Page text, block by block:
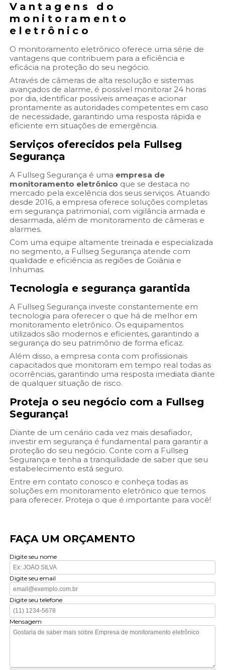
Vantagens do
monitoramento
eletrônico
O monitoramento eletrônico oferece uma série de
vantagens que contribuem para a eficiência e
eficácia na proteção do seu negócio.
Através de câmeras de alta resolução e sistemas
avançados de alarme, é possível monitorar 24 horas
por dia, identificar possíveis ameaças e acionar
prontamente as autoridades competentes em caso
de necessidade, garantindo uma resposta rápida e
eficiente em situações de emergência.
Serviços oferecidos pela Fullseg
Segurança
A Fullseg Segurança é uma empresa de
monitoramento eletrônico que se destaca no
mercado pela excelência dos seus serviços. Atuando
desde 2016, a empresa oferece soluções completas
em segurança patrimonial, com vigilância armada e
desarmada, além de monitoramento de câmeras e
alarmes.
Com uma equipe altamente treinada e especializada
no segmento, a Fullseg Segurança atende com
qualidade e eficiência as regiões de Goiânia e
Inhumas.
Tecnologia e segurança garantida
A Fullseg Segurança investe constantemente em
tecnologia para oferecer o que há de melhor em
monitoramento eletrônico. Os equipamentos
utilizados são modernos e eficientes, garantindo a
segurança do seu patrimônio de forma eficaz.
Além disso, a empresa conta com profissionais
capacitados que monitoram em tempo real todas as
ocorrências, garantindo uma resposta imediata diante
de qualquer situação de risco.
Proteja o seu negócio com a Fullseg
Segurança!
Diante de um cenário cada vez mais desafiador,
investir em segurança é fundamental para garantir a
proteção do seu negócio. Conte com a Fullseg
Segurança e tenha a tranquilidade de saber que seu
estabelecimento está seguro.
Entre em contato conosco e conheça todas as
soluções em monitoramento eletrônico que temos
para oferecer. Proteja o que é importante para você!
FAÇA UM ORÇAMENTO
Digite seu nome
Digite seu email
Digite seu telefone
Mensagem